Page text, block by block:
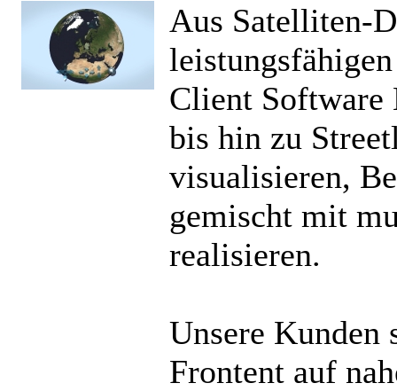
Aus Satelliten-
Client Software
bis hin zu
visualisieren,
gemischt mit
realisieren.
Unsere Kunden
Frontent auf